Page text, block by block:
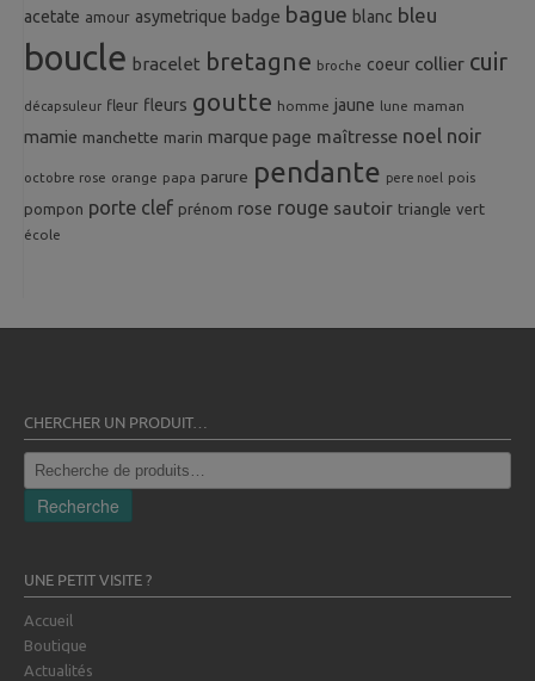
acetate amour asymetrique badge bague blanc bleu
boucle bracelet bretagne broche coeur collier cuir
décapsuleur fleur fleurs goutte homme jaune lune maman
mamie manchette marin marque page maîtresse noel noir
octobre rose orange papa parure pendante pere noel pois
pompon porte clef prénom rose rouge sautoir triangle vert
école
CHERCHER UN PRODUIT…
Recherche
pour :
Recherche
UNE PETIT VISITE ?
Accueil
Boutique
Actualités